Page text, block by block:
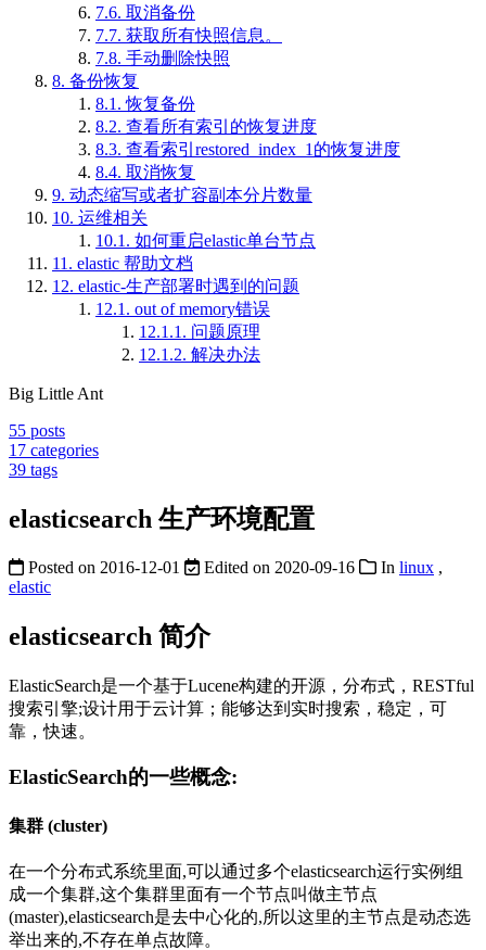
7.6. 取消备份
7.7. 获取所有快照信息。
7.8. 手动删除快照
8. 备份恢复
8.1. 恢复备份
8.2. 查看所有索引的恢复进度
8.3. 查看索引restored_index_1的恢复进度
8.4. 取消恢复
9. 动态缩写或者扩容副本分片数量
10. 运维相关
10.1. 如何重启elastic单台节点
11. elastic 帮助文档
12. elastic-生产部署时遇到的问题
12.1. out of memory错误
12.1.1. 问题原理
12.1.2. 解决办法
Big Little Ant
55 posts
17 categories
39 tags
elasticsearch 生产环境配置
Posted on 2016-12-01 Edited on 2020-09-16 In linux ,
elastic
elasticsearch 简介
ElasticSearch是一个基于Lucene构建的开源，分布式，RESTful
搜索引擎;设计用于云计算；能够达到实时搜索，稳定，可
靠，快速。
ElasticSearch的一些概念:
集群 (cluster)
在一个分布式系统里面,可以通过多个elasticsearch运行实例组
成一个集群,这个集群里面有一个节点叫做主节点
(master),elasticsearch是去中心化的,所以这里的主节点是动态选
举出来的,不存在单点故障。